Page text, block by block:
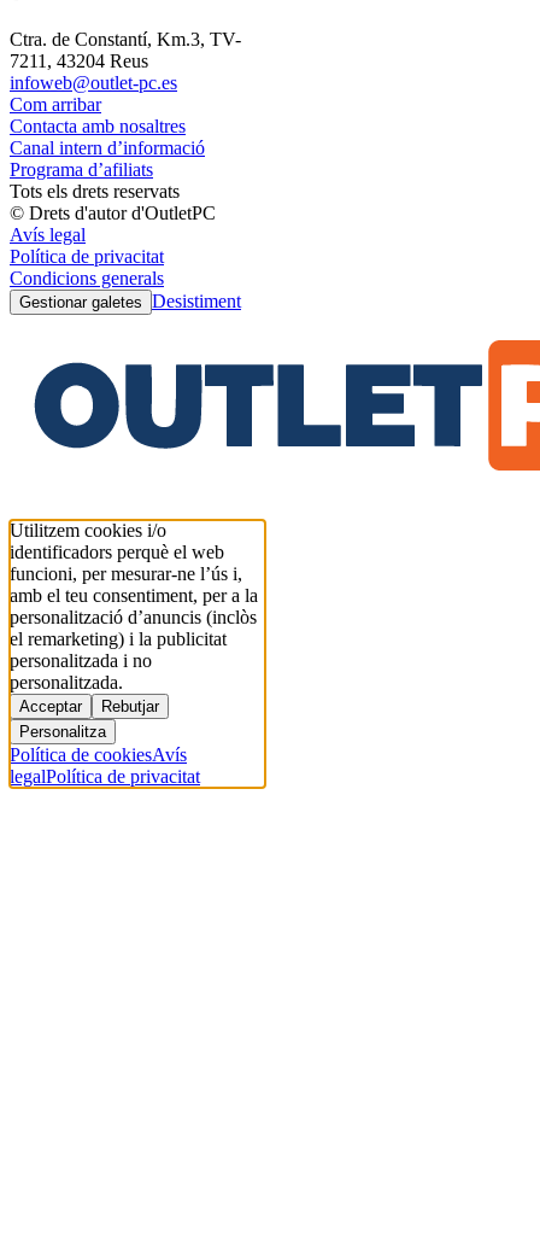
Ctra. de Constantí, Km.3, TV-
7211, 43204 Reus
infoweb@outlet-pc.es
Com arribar
Contacta amb nosaltres
Canal intern d’informació
Programa d’afiliats
Tots els drets reservats
© Drets d'autor d'OutletPC
Avís legal
Política de privacitat
Condicions generals
Gestionar galetes Desistiment
Utilitzem cookies i/o
identificadors perquè el web
funcioni, per mesurar-ne l’ús i,
amb el teu consentiment, per a la
personalització d’anuncis (inclòs
el remarketing) i la publicitat
personalitzada i no
personalitzada.
Acceptar
Rebutjar
Personalitza
Política de cookiesAvís
legalPolítica de privacitat